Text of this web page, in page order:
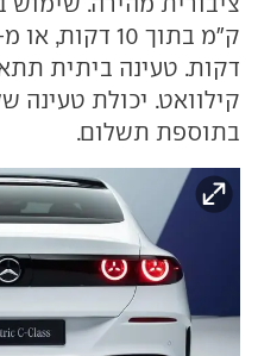
בתוספת תשלום.